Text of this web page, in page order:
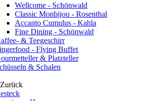
Wellcome - Schönwald
Classic Monbijou - Rosenthal
Accanto Cumulus - Kahla
Fine Dining - Schönwald
& Teegeschirr
- Flying Buffet
& Platzteller
& Schalen
Zurück